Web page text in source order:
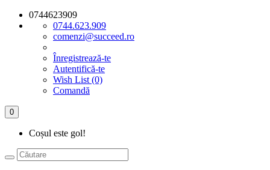
0744623909
0744.623.909
comenzi@succeed.ro
Înregistrează-te
Autentifică-te
Wish List (0)
Comandă
0
Coșul este gol!